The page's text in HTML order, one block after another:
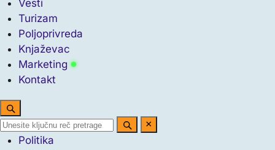
Vesti
Turizam
Poljoprivreda
Knjaževac
Marketing
Kontakt
×
Politika